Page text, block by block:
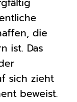
die
ist. Das
sich zieht
beweist.